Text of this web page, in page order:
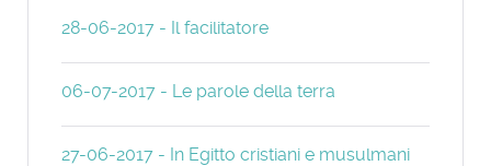
28-06-2017 - Il facilitatore
06-07-2017 - Le parole della terra
27-06-2017 - In Egitto cristiani e musulmani